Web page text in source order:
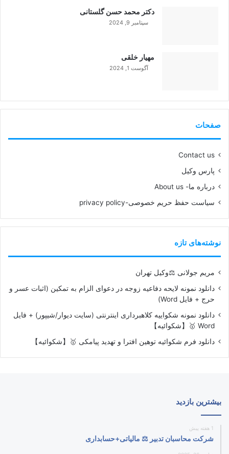
دکتر محمد حسن گلستانی
سپتامبر 9, 2024
مهیار خلقی
آگوست 1, 2024
صفحات
Contact us
پارس وکیل
درباره ما- About us
سیاست حفظ حریم خصوصی-privacy policy
نوشته‌های تازه
مریم جولانی ⚖️وکیل تهران
دانلود نمونه لایحه دفاعیه زوجه در دعوای الزام به تمکین (اثبات عسر و
حرج + فایل Word)
دانلود نمونه شکواییه کلاهبرداری اینترنتی (سایت دیوار/شیپور) + فایل
Word 🥇【شکوائیه】
دانلود فرم شکوائیه توهین افترا و تهدید پیامکی 🥇【شکوائیه】
بیشترین بازدید
1 هفته پیش
شرکت محاسبان تدبیر ⚖️ مالیاتی+حسابداری